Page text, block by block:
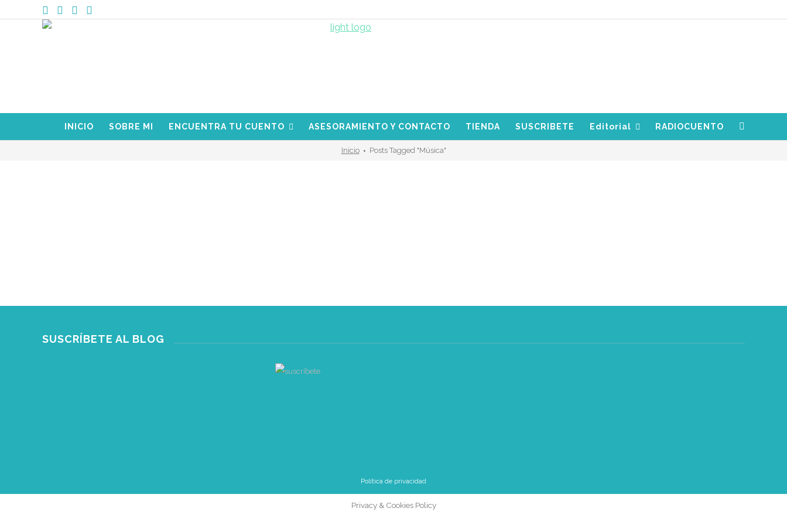
INICIO SOBRE MI ENCUENTRA TU CUENTO ASESORAMIENTO Y CONTACTO TIENDA SUSCRIBETE Editorial RADIOCUENTO
Inicio Posts Tagged "música"
SUSCRÍBETE AL BLOG
Política de privacidad
Privacy & Cookies Policy